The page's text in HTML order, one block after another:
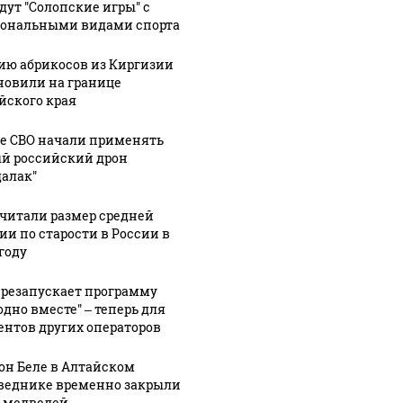
В Горно-
Алтайске
готовятся к
и сцены в
новом
парке
"Солопские игры" с
видами спорта
абрикосов из Киргизии
на границе
края
СВО начали применять
российский дрон
размер средней
по старости в России в
программу
вместе" – теперь для
других операторов
Беле в Алтайском
временно закрыли